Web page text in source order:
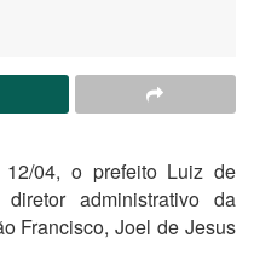
12/04, o prefeito Luiz de
administrativo da
Francisco, Joel de Jesus